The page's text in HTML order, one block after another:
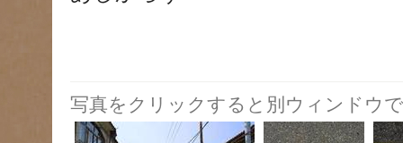
写真をクリックすると別ウィンドウ